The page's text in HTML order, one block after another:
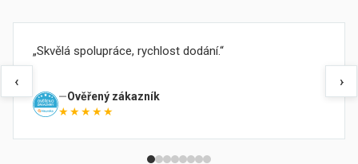
‹
Skvělá spolupráce, rychlost dodání.
Ověřený zákazník
★★★★★
›